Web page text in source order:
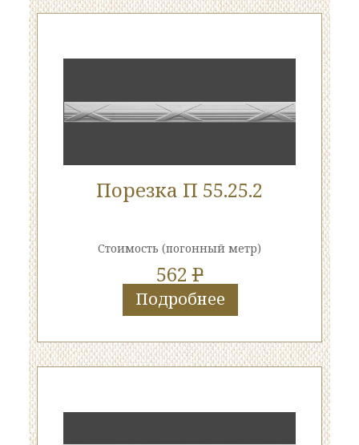
Порезка П 55.25.2
Стоимость (погонный метр)
562P
Подробнее